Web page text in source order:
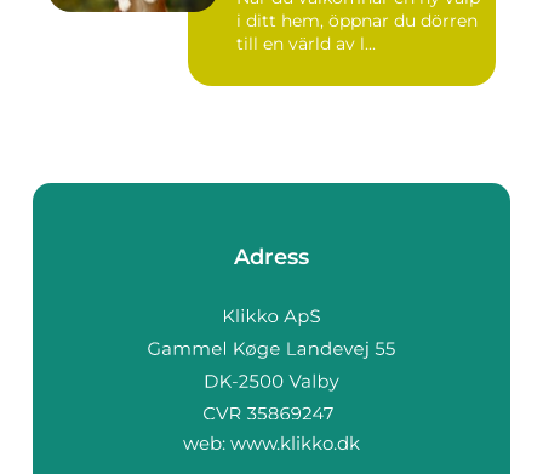
i ditt hem, öppnar du dörren
till en värld av l...
Adress
web: www.klikko.dk